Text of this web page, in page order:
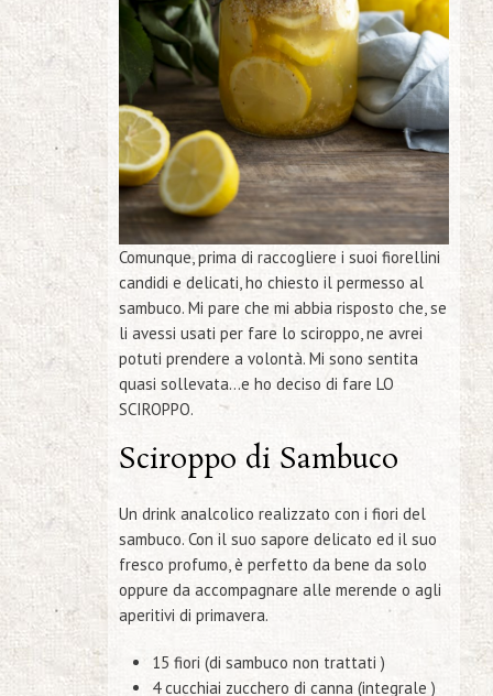
Comunque, prima di raccogliere i suoi fiorellini
candidi e delicati, ho chiesto il permesso al
sambuco. Mi pare che mi abbia risposto che, se
li avessi usati per fare lo sciroppo, ne avrei
potuti prendere a volontà. Mi sono sentita
quasi sollevata…e ho deciso di fare LO
SCIROPPO.
Sciroppo di Sambuco
Un drink analcolico realizzato con i fiori del
sambuco. Con il suo sapore delicato ed il suo
fresco profumo, è perfetto da bene da solo
oppure da accompagnare alle merende o agli
aperitivi di primavera.
15 fiori (di sambuco non trattati )
4 cucchiai zucchero di canna (integrale )